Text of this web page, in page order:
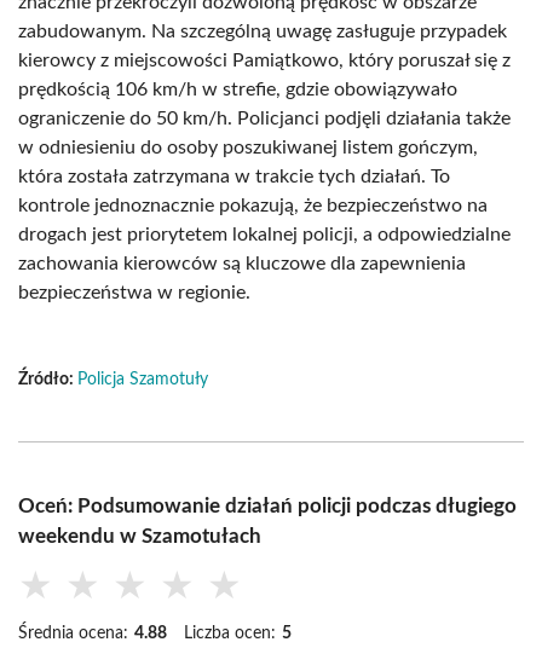
zabudowanym. Na szczególną uwagę zasługuje przypadek
kierowcy z miejscowości Pamiątkowo, który poruszał się z
prędkością 106 km/h w strefie, gdzie obowiązywało
ograniczenie do 50 km/h. Policjanci podjęli działania także
w odniesieniu do osoby poszukiwanej listem gończym,
która została zatrzymana w trakcie tych działań. To
kontrole jednoznacznie pokazują, że bezpieczeństwo na
drogach jest priorytetem lokalnej policji, a odpowiedzialne
zachowania kierowców są kluczowe dla zapewnienia
bezpieczeństwa w regionie.
Źródło: Policja Szamotuły
Oceń: Podsumowanie działań policji podczas długiego
weekendu w Szamotułach
★ ★ ★ ★ ★
Średnia ocena: 4.88 Liczba ocen: 5